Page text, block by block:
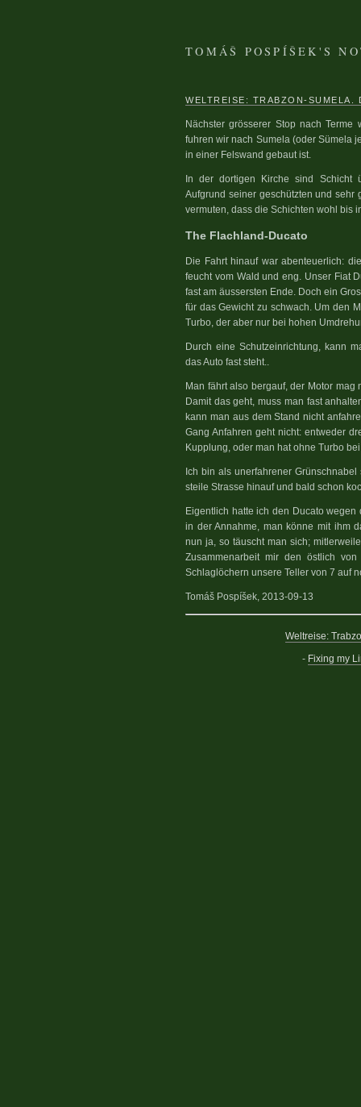
TOMÁŠ POSPÍŠEK'S
WELTREISE: TRABZON-SUMELA.
Nächster grösserer Stop nach
fuhren wir nach Sumela (oder Sümela
in einer Felswand gebaut ist.
In der dortigen Kirche sind Schicht
Aufgrund seiner geschützten und sehr
vermuten, dass die Schichten wohl bis
The Flachland-Ducato
Die Fahrt hinauf war abenteuerlich:
feucht vom Wald und eng. Unser Fiat
fast am äussersten Ende. Doch ein
für das Gewicht zu schwach. Um den
Turbo, der aber nur bei hohen
Durch eine Schutzeinrichtung, kann
das Auto fast steht..
Man fährt also bergauf, der Motor
Damit das geht, muss man fast
kann man aus dem Stand nicht
Gang Anfahren geht nicht: entweder
Kupplung, oder man hat ohne Turbo
Ich bin als unerfahrener
steile Strasse hinauf und bald schon
Eigentlich hatte ich den Ducato
in der Annahme, man könne mit ihm
nun ja, so täuscht man sich;
Zusammenarbeit mir den östlich
Schlaglöchern unsere Teller von 7 auf
Tomáš Pospíšek, 2013-09-13
Weltreise:
- Fixing my